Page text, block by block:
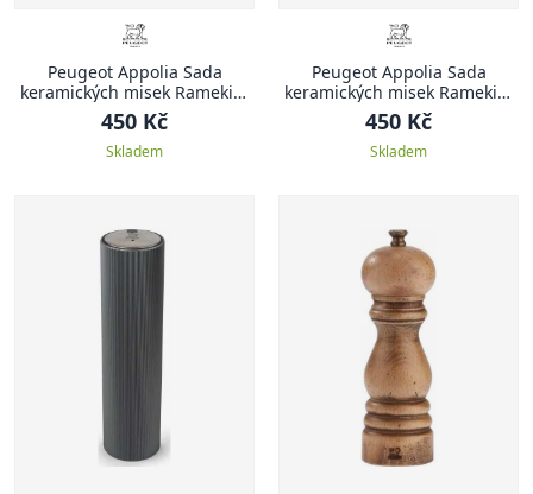
Peugeot Appolia Sada
keramických misek Ramekin,
2 ks, černá
450 Kč
Skladem
Peugeot Appolia Sada
keramických misek Ramekin,
2 ks, červená
450 Kč
Skladem